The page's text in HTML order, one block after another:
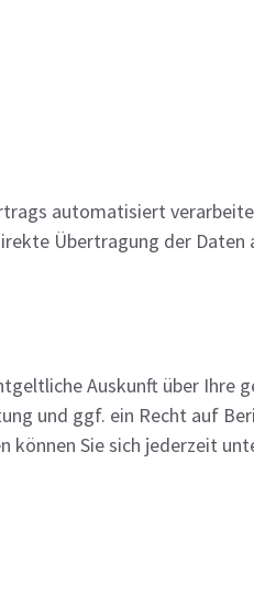
automatisiert
Übertragung der Daten
Auskunft über Ihre
und ggf. ein Recht auf
können Sie sich jederzeit